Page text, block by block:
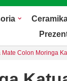
Mate Colon Moringa